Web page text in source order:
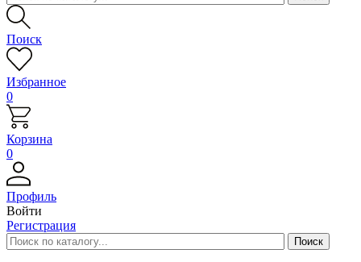
Поиск
Избранное
0
Корзина
0
Профиль
Войти
Регистрация